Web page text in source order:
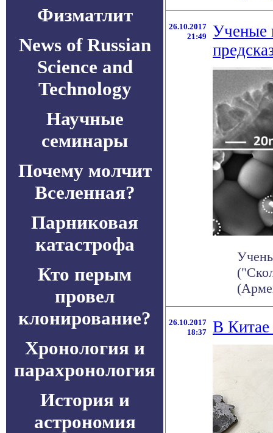
Физматлит
News of Russian
Science and
Technology
Научные
семинары
Почему молчит
Вселенная?
Парниковая
катастрофа
Кто перым
провел
клонирование?
Хронология и
парахронология
История и
астрономия
26.10.2017
21:49
Ученые
26.10.2017
18:37
В Китае